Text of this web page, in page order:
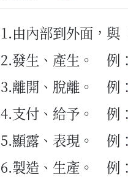
1.由內部到外面，與
2.發生、產生。
例：
3.離開、脫離。
例：
4.支付、給予。
例：
5.顯露、表現。
例：
6.製造、生產。
例：